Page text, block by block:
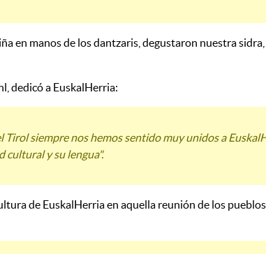
en manos de los dantzaris, degustaron nuestra
dedicó a EuskalHerria:
siempre nos hemos sentido muy unidos a
cultural y su lengua".
de EuskalHerria en aquella reunión de los